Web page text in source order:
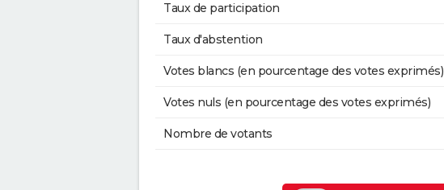
Taux de participation
Taux d'abstention
Votes blancs (en pourcentage des votes exprimés)
Votes nuls (en pourcentage des votes exprimés)
Nombre de votants